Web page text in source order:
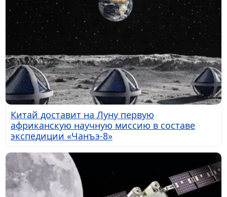
Китай доставит на Луну первую
африканскую научную миссию в составе
экспедиции «Чанъэ-8»